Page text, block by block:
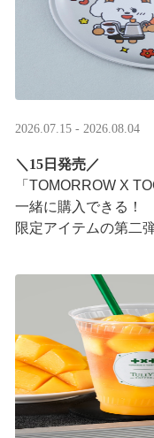
2026.07.15 - 2026.08.04
＼15日発売／
「TOMORROW X
一緒に購入できる！​
限定アイテムの第二